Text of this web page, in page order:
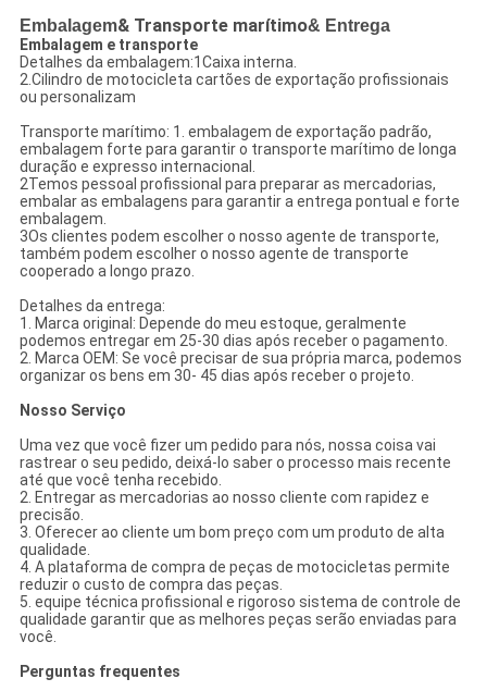
Embalagem& Transporte marítimo& Entrega
Embalagem e transporte
Detalhes da embalagem:1Caixa interna.
2.Cilindro de motocicleta cartões de exportação profissionais
ou personalizam
Transporte marítimo: 1. embalagem de exportação padrão,
embalagem forte para garantir o transporte marítimo de longa
duração e expresso internacional.
2Temos pessoal profissional para preparar as mercadorias,
embalar as embalagens para garantir a entrega pontual e forte
embalagem.
3Os clientes podem escolher o nosso agente de transporte,
também podem escolher o nosso agente de transporte
cooperado a longo prazo.
Detalhes da entrega:
1. Marca original: Depende do meu estoque, geralmente
podemos entregar em 25-30 dias após receber o pagamento.
2. Marca OEM: Se você precisar de sua própria marca, podemos
organizar os bens em 30- 45 dias após receber o projeto.
Nosso Serviço
Uma vez que você fizer um pedido para nós, nossa coisa vai
rastrear o seu pedido, deixá-lo saber o processo mais recente
até que você tenha recebido.
2. Entregar as mercadorias ao nosso cliente com rapidez e
precisão.
3. Oferecer ao cliente um bom preço com um produto de alta
qualidade.
4. A plataforma de compra de peças de motocicletas permite
reduzir o custo de compra das peças.
5. equipe técnica profissional e rigoroso sistema de controle de
qualidade garantir que as melhores peças serão enviadas para
você.
Perguntas frequentes